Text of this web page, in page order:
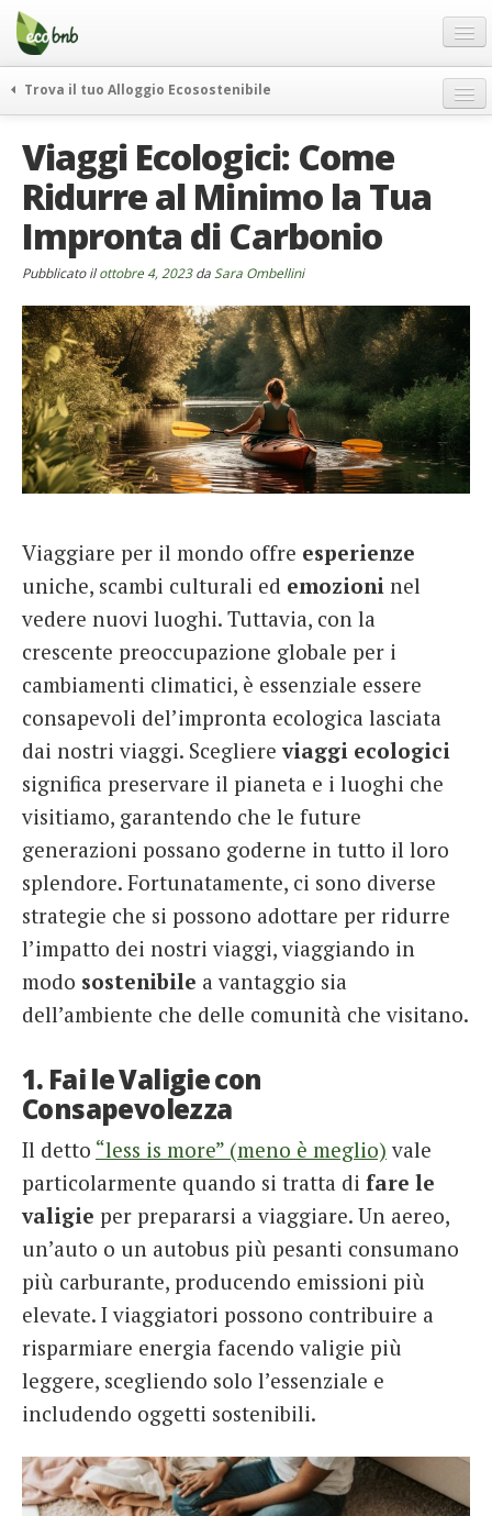
Menu
Salta
contenuto
Offerte Speciali
Regali
FAQ
Chi Siamo
Partner
Contatti
Italiano
German
English
Spanish
Italiano
Trova il tuo Alloggio Ecosostenibile
itinerari
curiosità
vivere e viaggiare verde
news ed eventi
rassegna stampa
Viaggi Ecologici: Come
Ridurre al Minimo la Tua
Impronta di Carbonio
Pubblicato ilottobre 4, 2023da Sara Ombellini
Viaggiare per il mondo offre esperienze
uniche, scambi culturali ed emozioni nel
vedere nuovi luoghi. Tuttavia, con la
crescente preoccupazione globale per i
cambiamenti climatici, è essenziale essere
consapevoli del’impronta ecologica lasciata
dai nostri viaggi. Scegliereviaggi ecologici
significa preservare il pianeta e i luoghi che
visitiamo, garantendo che le future
generazioni possano goderne in tutto il loro
splendore. Fortunatamente, ci sono diverse
strategie che si possono adottare per ridurre
l’impatto dei nostri viaggi, viaggiando in
modo sostenibile a vantaggio sia
dell’ambiente che delle comunità che visitano.
1. Fai le Valigie con
Consapevolezza
Il detto “less is more” (meno è meglio) vale
particolarmente quando si tratta di fare le
valigie per prepararsi a viaggiare. Un aereo,
un’auto o un autobus più pesanti consumano
più carburante, producendo emissioni più
elevate. I viaggiatori possono contribuire a
risparmiare energia facendo valigie più
leggere, scegliendo solo l’essenziale e
includendo oggetti sostenibili.